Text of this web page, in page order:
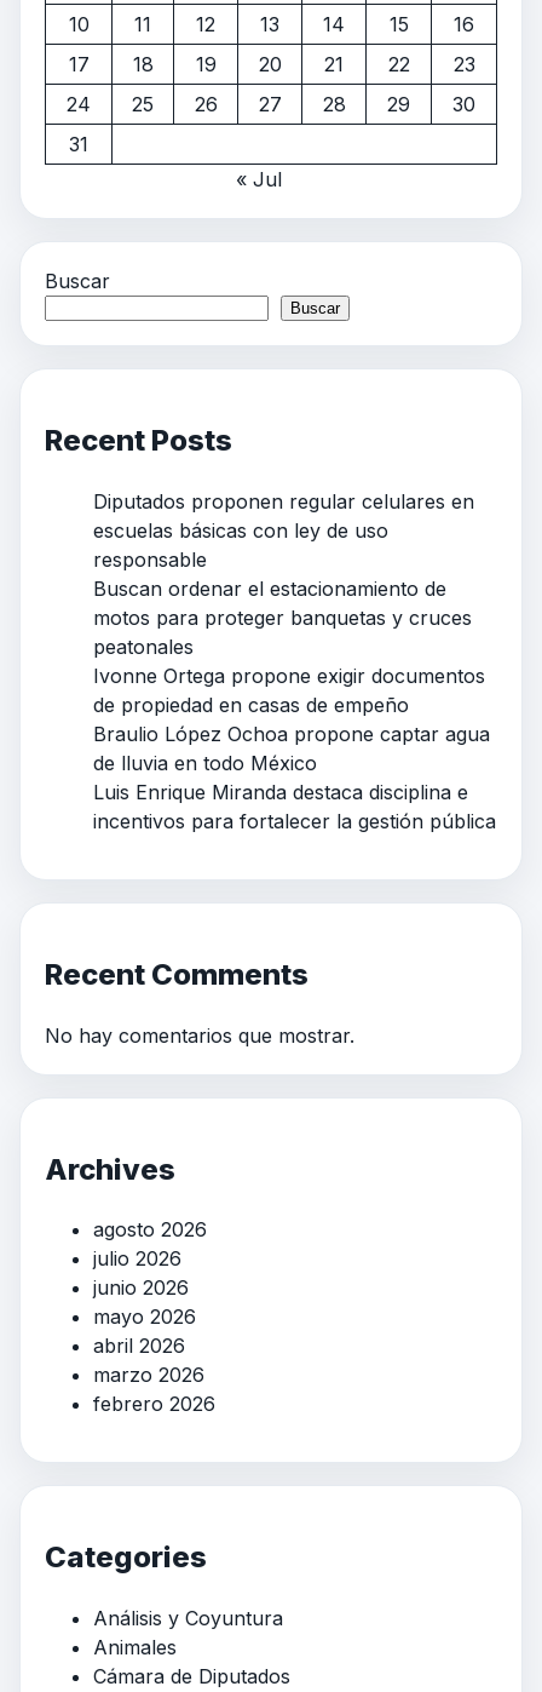
10 11 12 13 14 15
16
17
18 19 20 21 22
23
24
25 26 27 28 29
30
31
« Jul
Buscar
Buscar
Recent Posts
Diputados proponen regular celulares en
escuelas básicas con ley de uso
responsable
Buscan ordenar el estacionamiento de
motos para proteger banquetas y cruces
peatonales
Ivonne Ortega propone exigir documentos
de propiedad en casas de empeño
Braulio López Ochoa propone captar agua
de lluvia en todo México
Luis Enrique Miranda destaca disciplina e
incentivos para fortalecer la gestión pública
Recent Comments
No hay comentarios que mostrar.
Archives
agosto 2026
julio 2026
junio 2026
mayo 2026
abril 2026
marzo 2026
febrero 2026
Categories
Análisis y Coyuntura
Animales
Cámara de Diputados